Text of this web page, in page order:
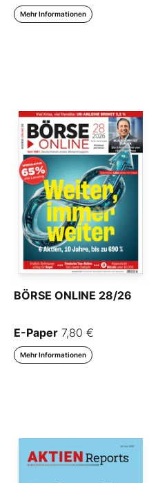
Mehr Informationen
BÖRSE ONLINE 28/26
E-Paper 7,80 €
Mehr Informationen